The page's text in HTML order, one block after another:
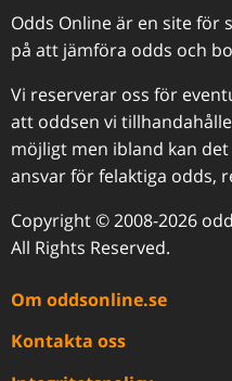
Odds Online är en site för
på att jämföra odds och
Vi reserverar oss för
att oddsen vi
möjligt men ibland kan
ansvar för felaktiga odds,
Copyright © 2008-2026
All Rights Reserved.
Om oddsonline.se
Kontakta oss